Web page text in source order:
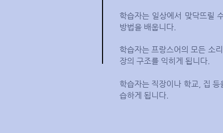
학습자는 일상에서 맞닥뜨릴
방법을 배웁니다.
학습자는 프랑스어의 모든 소
장의 구조를 익히게 됩니다.
학습자는 직장이나 학교, 집
습하게 됩니다.